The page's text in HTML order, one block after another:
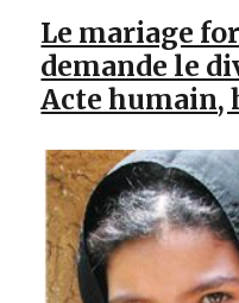
Le mariage
demande le
Acte humain,